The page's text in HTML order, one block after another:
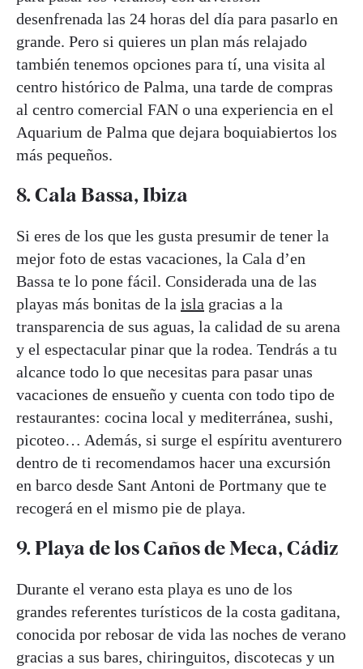
desenfrenada las 24 horas del día para pasarlo en
grande. Pero si quieres un plan más relajado
también tenemos opciones para tí, una visita al
centro histórico de Palma, una tarde de compras
al centro comercial FAN o una experiencia en el
Aquarium de Palma que dejara boquiabiertos los
más pequeños.
8. Cala Bassa, Ibiza
Si eres de los que les gusta presumir de tener la
mejor foto de estas vacaciones, la Cala d’en
Bassa te lo pone fácil. Considerada una de las
playas más bonitas de la isla gracias a la
transparencia de sus aguas, la calidad de su arena
y el espectacular pinar que la rodea. Tendrás a tu
alcance todo lo que necesitas para pasar unas
vacaciones de ensueño y cuenta con todo tipo de
restaurantes: cocina local y mediterránea, sushi,
picoteo… Además, si surge el espíritu aventurero
dentro de ti recomendamos hacer una excursión
en barco desde Sant Antoni de Portmany que te
recogerá en el mismo pie de playa.
9. Playa de los Caños de Meca, Cádiz
Durante el verano esta playa es uno de los
grandes referentes turísticos de la costa gaditana,
conocida por rebosar de vida las noches de verano
gracias a sus bares, chiringuitos, discotecas y un